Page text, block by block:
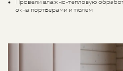
Провели влажно-тепловую
окна портьерами и тюлем